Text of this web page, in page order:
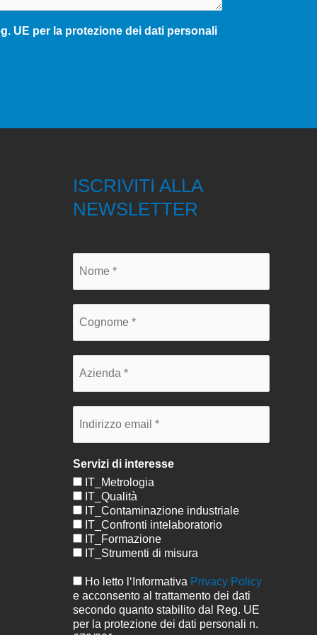
UE per la protezione dei dati personali
ISCRIVITI ALLA
NEWSLETTER
Servizi di interesse
IT_Metrologia
IT_Qualità
IT_Contaminazione industriale
IT_Confronti intelaboratorio
IT_Formazione
IT_Strumenti di misura
Ho letto l‘Informativa Privacy Policy
e acconsento al trattamento dei dati
secondo quanto stabilito dal Reg. UE
per la protezione dei dati personali n.